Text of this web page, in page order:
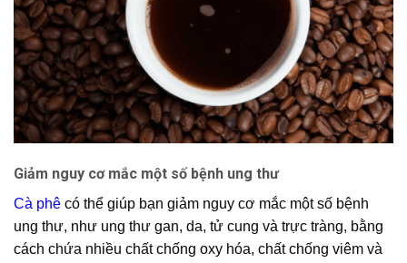
Giảm nguy cơ mắc một số bệnh ung thư
Cà phê có thể giúp bạn giảm nguy cơ mắc một số bệnh
ung thư, như ung thư gan, da, tử cung và trực tràng, bằng
cách chứa nhiều chất chống oxy hóa, chất chống viêm và